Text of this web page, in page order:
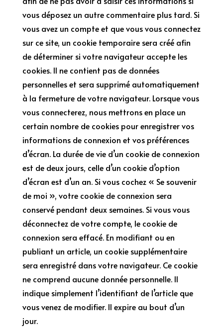
vous déposez un autre commentaire plus tard. Si
vous avez un compte et que vous vous connectez
sur ce site, un cookie temporaire sera créé afin
de déterminer si votre navigateur accepte les
cookies. Il ne contient pas de données
personnelles et sera supprimé automatiquement
à la fermeture de votre navigateur. Lorsque vous
vous connecterez, nous mettrons en place un
certain nombre de cookies pour enregistrer vos
informations de connexion et vos préférences
d’écran. La durée de vie d’un cookie de connexion
est de deux jours, celle d’un cookie d’option
d’écran est d’un an. Si vous cochez « Se souvenir
de moi », votre cookie de connexion sera
conservé pendant deux semaines. Si vous vous
déconnectez de votre compte, le cookie de
connexion sera effacé. En modifiant ou en
publiant un article, un cookie supplémentaire
sera enregistré dans votre navigateur. Ce cookie
ne comprend aucune donnée personnelle. Il
indique simplement l’identifiant de l’article que
vous venez de modifier. Il expire au bout d’un
jour.